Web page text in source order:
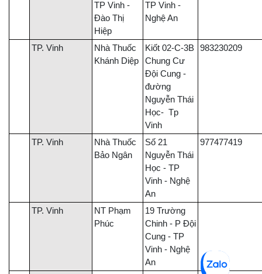
TP Vinh -
Đào Thị
Hiệp
TP Vinh -
Nghệ An
TP. Vinh
Nhà Thuốc
Khánh Diệp
Kiốt 02-C-3B
Chung Cư
Đội Cung -
đường
Nguyễn Thái
Học- Tp
Vinh
983230209
TP. Vinh
Nhà Thuốc
Bảo Ngân
Số 21
Nguyễn Thái
Học - TP
Vinh - Nghệ
An
977477419
TP. Vinh
NT Phạm
Phúc
19 Trường
Chinh - P Đội
Cung - TP
Vinh - Nghệ
An